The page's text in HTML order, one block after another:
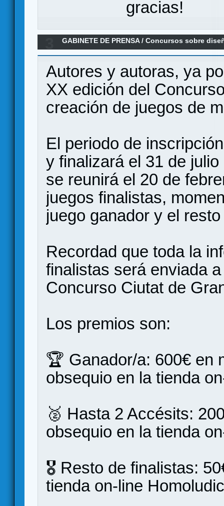
gracias!
GABINETE DE PRENSA/Concursos sobre
Autores y autoras, ya
XX edición del
creación de juegos de
El periodo de
y finalizará el 31 de
se reunirá el 20 de
juegos finalistas,
juego ganador y el
Recordad que toda la
finalistas será enviada
Concurso Ciutat de
Los premios son:
🏆 Ganador/a: 600€ en
obsequio en la tienda
🥈 Hasta 2 Accésits:
obsequio en la tienda
🎖️ Resto de finalistas:
tienda on-line